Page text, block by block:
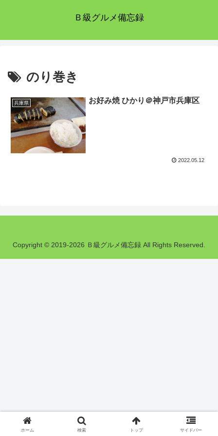
Ｂ級グルメ備忘録
のり巻き
兵庫県 お好み焼 ひかり＠神戸市兵庫区
2022.05.12
Copyright © 2019-2026 Ｂ級グルメ備忘録 All Rights Reserved.
ホーム 検索 トップ サイドバー